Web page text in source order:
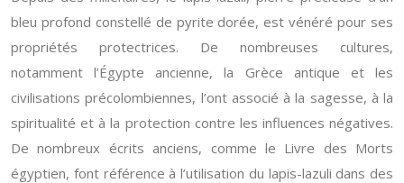
bleu profond constellé de pyrite dorée, est vénéré pour ses
propriétés protectrices. De nombreuses cultures,
notamment l’Égypte ancienne, la Grèce antique et les
civilisations précolombiennes, l’ont associé à la sagesse, à la
spiritualité et à la protection contre les influences négatives.
De nombreux écrits anciens, comme le Livre des Morts
égyptien, font référence à l’utilisation du lapis-lazuli dans des